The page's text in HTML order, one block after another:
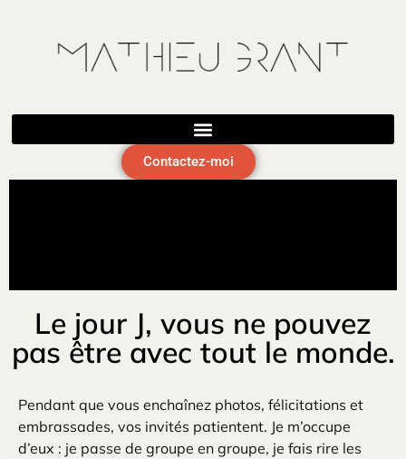
Contactez-moi
Magicien pour mariage à Lyon
Le jour J, vous ne pouvez
pas être avec tout le monde.
Pendant que vous enchaînez photos, félicitations et
embrassades, vos invités patientent. Je m’occupe
d’eux : je passe de groupe en groupe, je fais rire les